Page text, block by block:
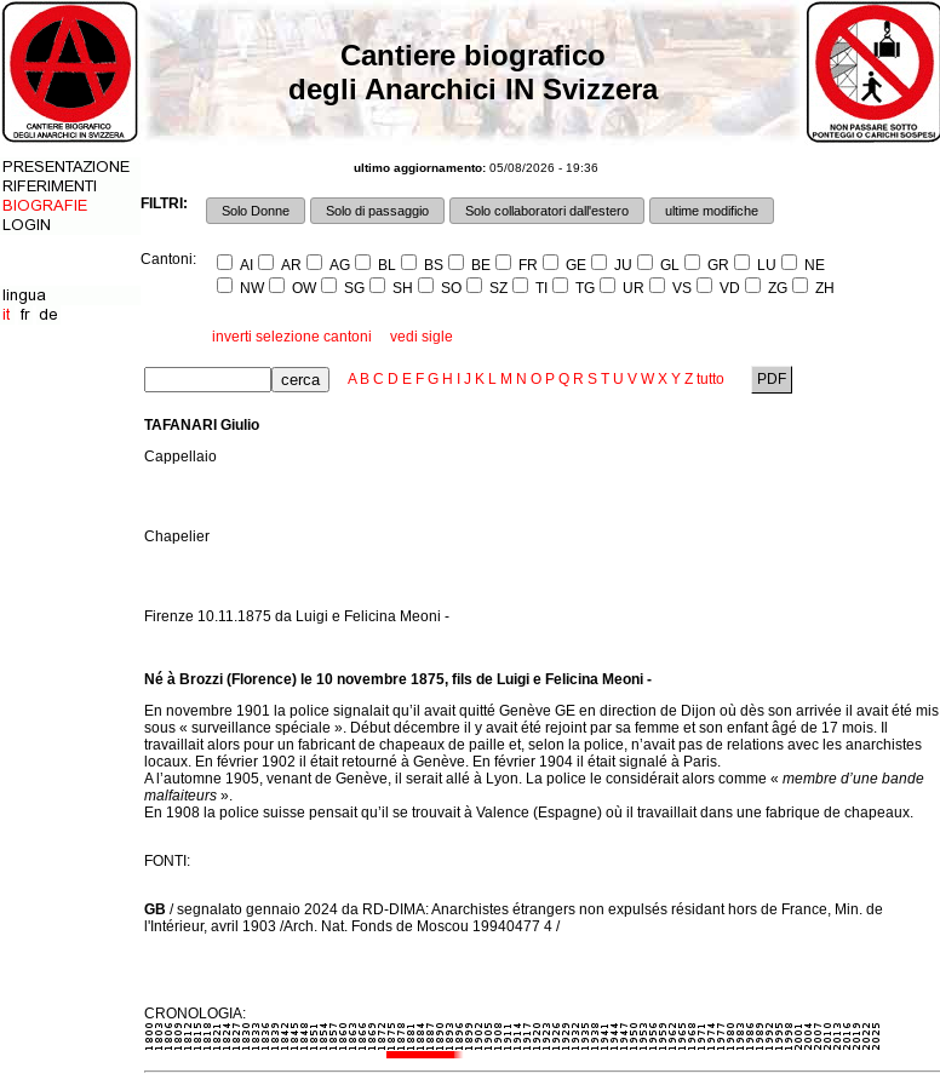
Cantiere biografico
degli Anarchici IN Svizzera
ultimo aggiornamento: 05/08/2026 - 19:36
FILTRI: Solo Donne Solo di passaggio Solo collaboratori dall'estero ultime modifiche
Cantoni: AI AR AG BL BS BE FR GE JU GL GR LU
NE
NW
OW SG SH SO SZ TI TG UR VS VD ZG ZH
inverti selezione cantoni vedi sigle
A B C D E F G H J K L M N O P Q R S T U V W X Y Z tutto PDF
TAFANARI Giulio
Cappellaio
Chapelier
Firenze 10.11.1875 da Luigi e Felicina Meoni -
Né à Brozzi (Florence) le 10 novembre 1875, fils de Luigi e Felicina Meoni -
En novembre 1901 la police signalait qu’il avait quitté Genève GE en direction de Dijon où dès son arrivée il avait été mis
sous « surveillance spéciale ». Début décembre il y avait été rejoint par sa femme et son enfant âgé de 17 mois. Il
travaillait alors pour un fabricant de chapeaux de paille et, selon la police, n’avait pas de relations avec les anarchistes
locaux. En février 1902 il était retourné à Genève. En février 1904 il était signalé à Paris.
A l’automne 1905, venant de Genève, il serait allé à Lyon. La police le considérait alors comme « membre d’une bande
malfaiteurs ».
En 1908 la police suisse pensait qu’il se trouvait à Valence (Espagne) où il travaillait dans une fabrique de chapeaux.
FONTI:
GB / segnalato gennaio 2024 da RD-DIMA: Anarchistes étrangers non expulsés résidant hors de France, Min. de
l'Intérieur, avril 1903 /Arch. Nat. Fonds de Moscou 19940477 4 /
CRONOLOGIA: